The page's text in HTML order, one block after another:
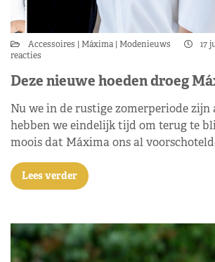
Accessoires Máxima Modenieuws 17
reacties
Deze nieuwe hoeden droeg
Nu we in de rustige zomerperiode zijn
hebben we eindelijk tijd om terug te
moois dat Máxima ons al
Lees verder